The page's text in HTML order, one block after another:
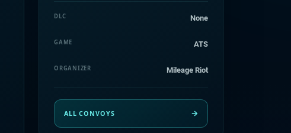
DLC None
GAME ATS
ORGANIZER Mileage Riot
ALL CONVOYS